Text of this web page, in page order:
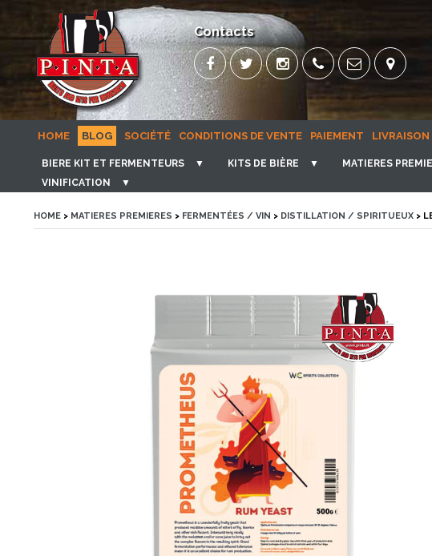
Contacts
HOME BLOG SOCIÉTÉ CONDITIONS DE VENTE PAIEMENT LIVRAISON
BIERE KIT ET FERMENTEURS ▼ KITS DE BIÈRE ▼ MATIERES
VINIFICATION
▼
HOME > MATIERES PREMIERES > FERMENTÉES / VIN > DISTILLATION / SPIRITUEUX >